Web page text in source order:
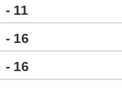
- 11
- 16
- 16